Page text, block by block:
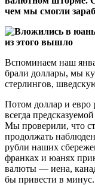
чем мы смогли
Вспоминаем наш
брали доллары, мы
стерлингов,
Потом доллар и евро
всегда
Мы проверили, что
продолжать
рубли наших
франках и юанях
валюты — иена,
бы привести в минус.